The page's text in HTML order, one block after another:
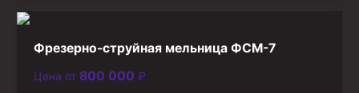
Фрезерно-струйная мельница ФСМ-7
Цена от 800 000 ₽